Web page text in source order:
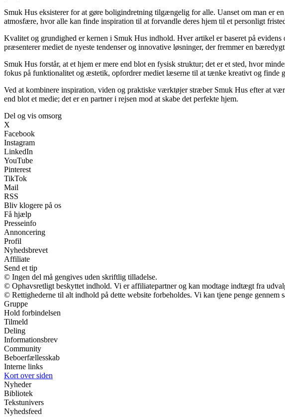
Smuk Hus eksisterer for at gøre boligindretning tilgængelig for alle. Uanset om man er
atmosfære, hvor alle kan finde inspiration til at forvandle deres hjem til et personligt
Kvalitet og grundighed er kernen i Smuk Hus indhold. Hver artikel er baseret på
præsenterer mediet de nyeste tendenser og innovative løsninger, der fremmer en
Smuk Hus forstår, at et hjem er mere end blot en fysisk struktur; det er et sted, hvor
fokus på funktionalitet og æstetik, opfordrer mediet læserne til at tænke kreativt og finde
Ved at kombinere inspiration, viden og praktiske værktøjer stræber Smuk Hus efter at
end blot et medie; det er en partner i rejsen mod at skabe det perfekte hjem.
Del og vis omsorg
X
Facebook
Instagram
LinkedIn
YouTube
Pinterest
TikTok
Mail
RSS
Bliv klogere på os
Få hjælp
Presseinfo
Annoncering
Profil
Nyhedsbrevet
Affiliate
Send et tip
© Ingen del må gengives uden skriftlig tilladelse.
© Ophavsretligt beskyttet indhold. Vi er affiliatepartner og kan modtage indtægt fra
© Rettighederne til alt indhold på dette website forbeholdes. Vi kan tjene penge
Gruppe
Hold forbindelsen
Tilmeld
Deling
Informationsbrev
Community
Beboerfællesskab
Interne links
Kort over siden
Nyheder
Bibliotek
Tekstunivers
Nyhedsfeed